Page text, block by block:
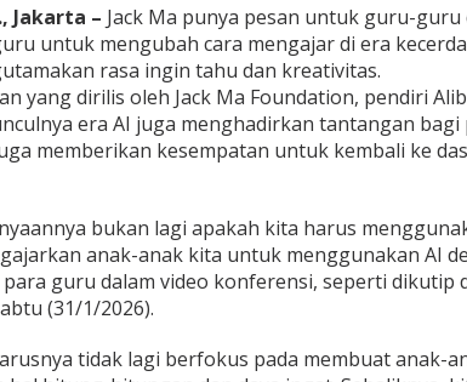
Jakarta – Jack Ma punya pesan untuk guru-guru
untuk mengubah cara mengajar di era
rasa ingin tahu dan kreativitas.
yang dirilis oleh Jack Ma Foundation, pendiri
era AI juga menghadirkan tantangan bagi
memberikan kesempatan untuk kembali ke
bukan lagi apakah kita harus
anak-anak kita untuk menggunakan AI
guru dalam video konferensi, seperti dikutip
(31/1/2026).
tidak lagi berfokus pada membuat anak-